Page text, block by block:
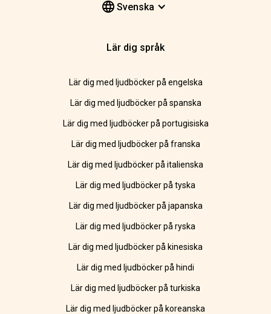
Svenska
Lär dig språk
Lär dig med ljudböcker på engelska
Lär dig med ljudböcker på spanska
Lär dig med ljudböcker på portugisiska
Lär dig med ljudböcker på franska
Lär dig med ljudböcker på italienska
Lär dig med ljudböcker på tyska
Lär dig med ljudböcker på japanska
Lär dig med ljudböcker på ryska
Lär dig med ljudböcker på kinesiska
Lär dig med ljudböcker på hindi
Lär dig med ljudböcker på turkiska
Lär dig med ljudböcker på koreanska